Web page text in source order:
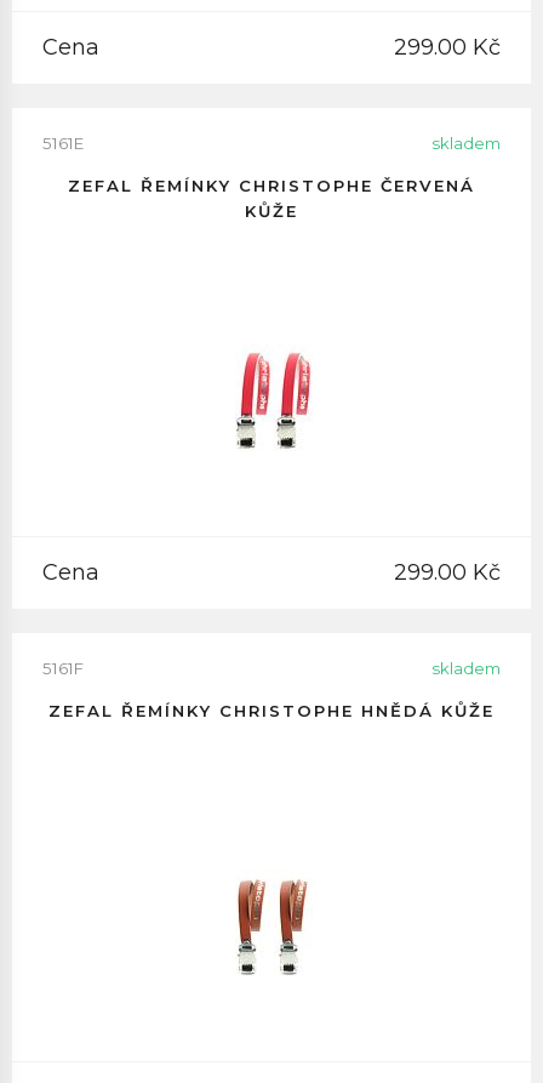
Cena 299.00 Kč
5161E skladem
ZEFAL ŘEMÍNKY CHRISTOPHE ČERVENÁ
KŮŽE
Cena 299.00 Kč
5161F skladem
ZEFAL ŘEMÍNKY CHRISTOPHE HNĚDÁ KŮŽE